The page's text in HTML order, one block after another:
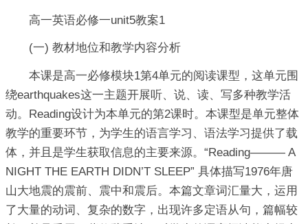
高一英语必修一unit5教案1
(一) 教材地位和教学内容分析
本课是高一必修模块1第4单元的阅读课型，这单元围
绕earthquakes这一主题开展听、说、读、写多种教学活
动。Reading设计为本单元的第2课时。本课型是单元整体
教学的重要环节，为学生的语言学习、语法学习提供了载
体，并且是学生获取信息的主要来源。“Reading――― A
NIGHT THE EARTH DIDN’T SLEEP” 具体描写1976年唐
山大地震的震前、震中和震后。本篇文章词汇量大，运用
了大量的动词、复杂的数字，出现许多定语从句，篇幅较